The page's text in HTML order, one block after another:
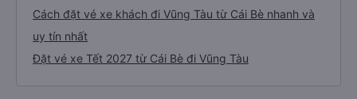
Cách đặt vé xe khách đi Vũng Tàu từ Cái Bè nhanh và
uy tín nhất
Đặt vé xe Tết 2027 từ Cái Bè đi Vũng Tàu